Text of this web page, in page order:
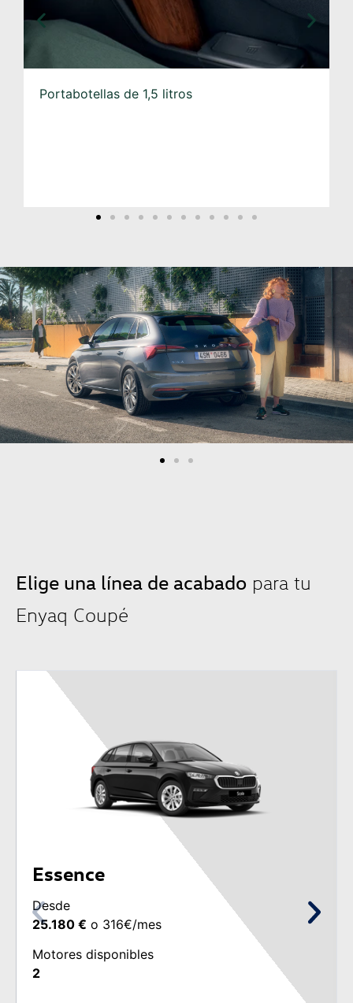
Papelera en el reborde de la puerta
Elige una línea de acabado para tu
Enyaq Coupé
26.680 €
o 334€/mes
Motores disponibles